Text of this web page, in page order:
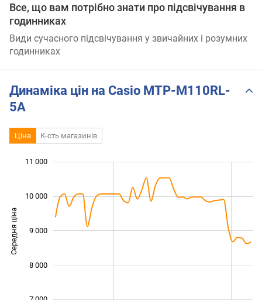
Все, що вам потрібно знати про підсвічування в
годинниках
Види сучасного підсвічування у звичайних і розумних
годинниках
Динаміка цін на Casio MTP-M110RL-
5A
Ціна К-сть магазинів
Середня ціна 10 000
8 000
9 000
10 000
11 000